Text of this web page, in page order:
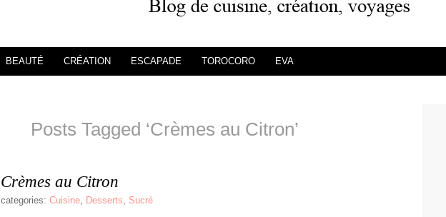
BEAUTÉ CRÉATION ESCAPADE TOROCORO EVA
Posts Tagged ‘Crèmes au Citron’
Crèmes au Citron
categories: Cuisine, Desserts, Sucré